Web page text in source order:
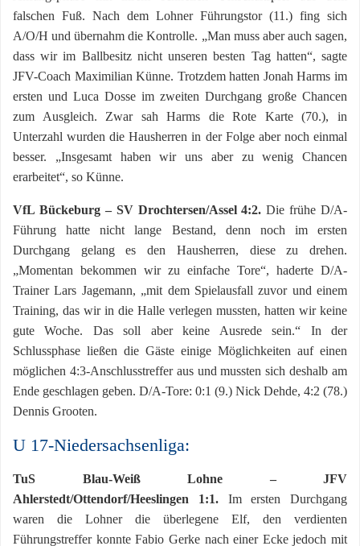
falschen Fuß. Nach dem Lohner Führungstor (11.) fing sich
A/O/H und übernahm die Kontrolle. „Man muss aber auch sagen,
dass wir im Ballbesitz nicht unseren besten Tag hatten“, sagte
JFV-Coach Maximilian Künne. Trotzdem hatten Jonah Harms im
ersten und Luca Dosse im zweiten Durchgang große Chancen
zum Ausgleich. Zwar sah Harms die Rote Karte (70.), in
Unterzahl wurden die Hausherren in der Folge aber noch einmal
besser. „Insgesamt haben wir uns aber zu wenig Chancen
erarbeitet“, so Künne.
VfL Bückeburg – SV Drochtersen/Assel 4:2. Die frühe D/A-
Führung hatte nicht lange Bestand, denn noch im ersten
Durchgang gelang es den Hausherren, diese zu drehen.
„Momentan bekommen wir zu einfache Tore“, haderte D/A-
Trainer Lars Jagemann, „mit dem Spielausfall zuvor und einem
Training, das wir in die Halle verlegen mussten, hatten wir keine
gute Woche. Das soll aber keine Ausrede sein.“ In der
Schlussphase ließen die Gäste einige Möglichkeiten auf einen
möglichen 4:3-Anschlusstreffer aus und mussten sich deshalb am
Ende geschlagen geben. D/A-Tore: 0:1 (9.) Nick Dehde, 4:2 (78.)
Dennis Grooten.
U 17-Niedersachsenliga:
TuS Blau-Weiß Lohne – JFV
Ahlerstedt/Ottendorf/Heeslingen 1:1.Im ersten Durchgang
waren die Lohner die überlegene Elf, den verdienten
Führungstreffer konnte Fabio Gerke nach einer Ecke jedoch mit